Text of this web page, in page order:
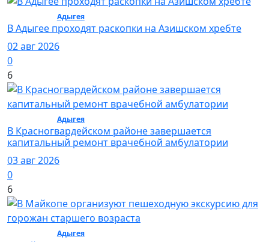
Адыгея/ Общество
В Адыгее проходят раскопки на Азишском хребте
02 авг 2026
0
6
Адыгея/ Общество
В Красногвардейском районе завершается
капитальный ремонт врачебной амбулатории
03 авг 2026
0
6
Адыгея/ Общество